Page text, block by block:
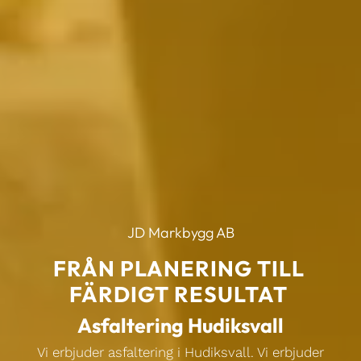
JD Markbygg AB
FRÅN PLANERING TILL
FÄRDIGT RESULTAT
Asfaltering Hudiksvall
Vi erbjuder asfaltering i Hudiksvall. Vi erbjuder